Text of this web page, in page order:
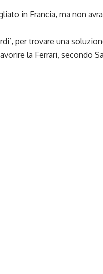
in Francia, ma non
per trovare una
la Ferrari, secondo